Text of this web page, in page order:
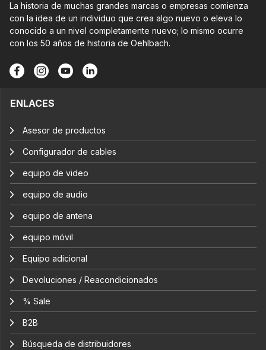
La historia de muchas grandes marcas o empresas comienza
con la idea de un individuo que crea algo nuevo o eleva lo
conocido a un nivel completamente nuevo; lo mismo ocurre
con los 50 años de historia de Oehlbach.
ENLACES
Asesor de productos
Configurador de cables
equipo de video
equipo de audio
equipo de antena
equipo móvil
Equipo adicional
Devoluciones / Reacondicionados
% Sale
B2B
Búsqueda de distribuidores